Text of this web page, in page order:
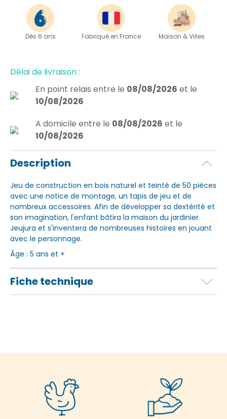
Dès 6 ans Fabriqué en France Maison & Villes
Délai de livraison :
En point relais entre le 08/08/2026 et le
10/08/2026
A domicile entre le 08/08/2026 et le
10/08/2026
Description
Jeu de construction en bois naturel et teinté de 50 pièces
avec une notice de montage, un tapis de jeu et de
nombreux accessoires. Afin de développer sa dextérité et
son imagination, l'enfant bâtira la maison du jardinier
Jeujura et s'inventera de nombreuses histoires en jouant
avec le personnage.
Âge : 5 ans et +
Fiche technique